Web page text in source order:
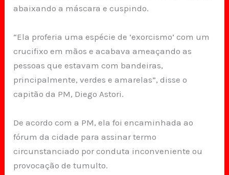
abaixando a máscara e cuspindo.
“Ela proferia uma espécie de ‘exorcismo’ com um
crucifixo em mãos e acabava ameaçando as
pessoas que estavam com bandeiras,
principalmente, verdes e amarelas”, disse o
capitão da PM, Diego Astori.
De acordo com a PM, ela foi encaminhada ao
fórum da cidade para assinar termo
circunstanciado por conduta inconveniente ou
provocação de tumulto.